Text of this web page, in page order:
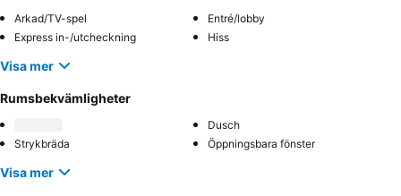
Arkad/TV-spel
Entré/lobby
Express in-/utcheckning
Hiss
Visa mer
Rumsbekvämligheter
Dusch
Strykbräda
Öppningsbara fönster
Visa mer